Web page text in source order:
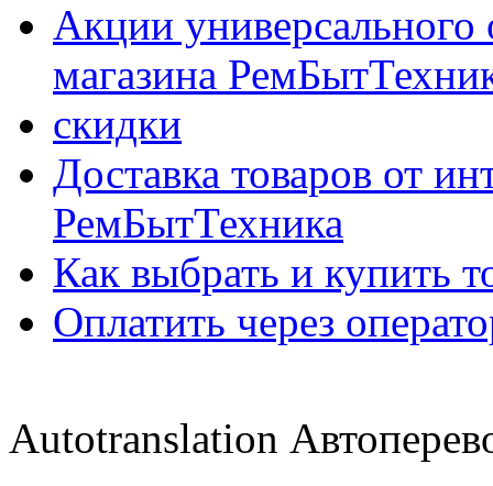
Акции универсального
магазина
скидки
Доставка товаров от
РемБытТехника
Как выбрать и купить
Оплатить через
Autotranslation